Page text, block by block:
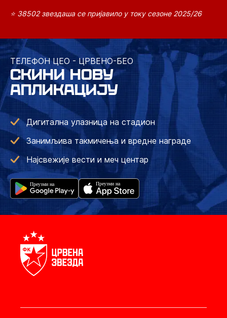
⭐ 38502 звездаша се пријавило у току сезоне 2025/26
ТЕЛЕФОН ЦЕО - ЦРВЕНО-БЕО
СКИНИ НОВУ
АПЛИКАЦИЈУ
Дигитална улазница на стадион
Занимљива такмичења и вредне награде
Најсвежије вести и меч центар